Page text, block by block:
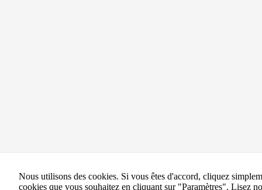
Nous utilisons des cookies. Si vous êtes d'accord, cliquez
cookies que vous souhaitez en cliquant sur "Paramètres". Lisez